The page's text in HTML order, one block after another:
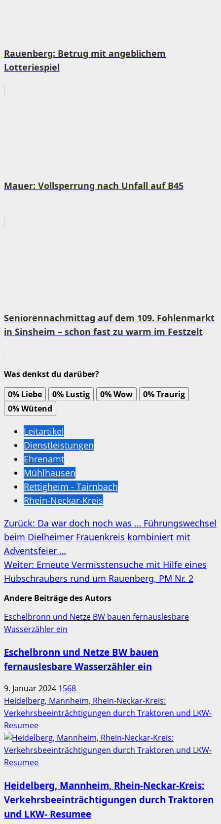
Rauenberg: Betrug mit angeblichem
Lotteriespiel
Mauer: Vollsperrung nach Unfall auf B45
Seniorennachmittag auf dem 109. Fohlenmarkt
in Sinsheim – schon fast zu warm im Festzelt
Was denkst du darüber?
0% Liebe 0% Lustig 0%Wow 0%Traurig
0%Wütend
Leitartikel
Dienstleistungen
Ehrenamt
Mühlhausen
Rettigheim - Tairnbach
Rhein-Neckar-Kreis
Beitragsnavigation
Zurück: Da war doch noch was … Führungswechsel
beim Dielheimer Frauenkreis kombiniert mit
Adventsfeier …
Weiter: Erneute Vermisstensuche mit Hilfe eines
Hubschraubers rund um Rauenberg, PM Nr. 2
Andere Beiträge des Autors
Eschelbronn und Netze BW bauen fernauslesbare
Wasserzähler ein
Eschelbronn und Netze BW bauen
fernauslesbare Wasserzähler ein
9. Januar 2024 1568
Heidelberg, Mannheim, Rhein-Neckar-Kreis:
Verkehrsbeeinträchtigungen durch Traktoren und LKW-
Resumee
Heidelberg, Mannheim, Rhein-Neckar-Kreis:
Verkehrsbeeinträchtigungen durch Traktoren
und LKW- Resumee